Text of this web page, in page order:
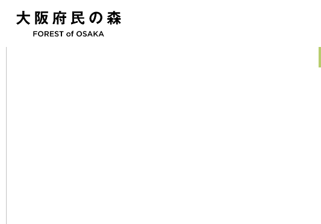
園地スタッフブログ
むろいけの森
2024.04.26
【イベント案内】ビカクシダ作り